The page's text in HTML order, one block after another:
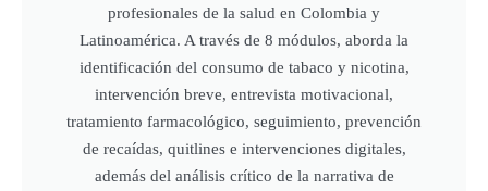
profesionales de la salud en Colombia y
Latinoamérica. A través de 8 módulos, aborda la
identificación del consumo de tabaco y nicotina,
intervención breve, entrevista motivacional,
tratamiento farmacológico, seguimiento, prevención
de recaídas, quitlines e intervenciones digitales,
además del análisis crítico de la narrativa de